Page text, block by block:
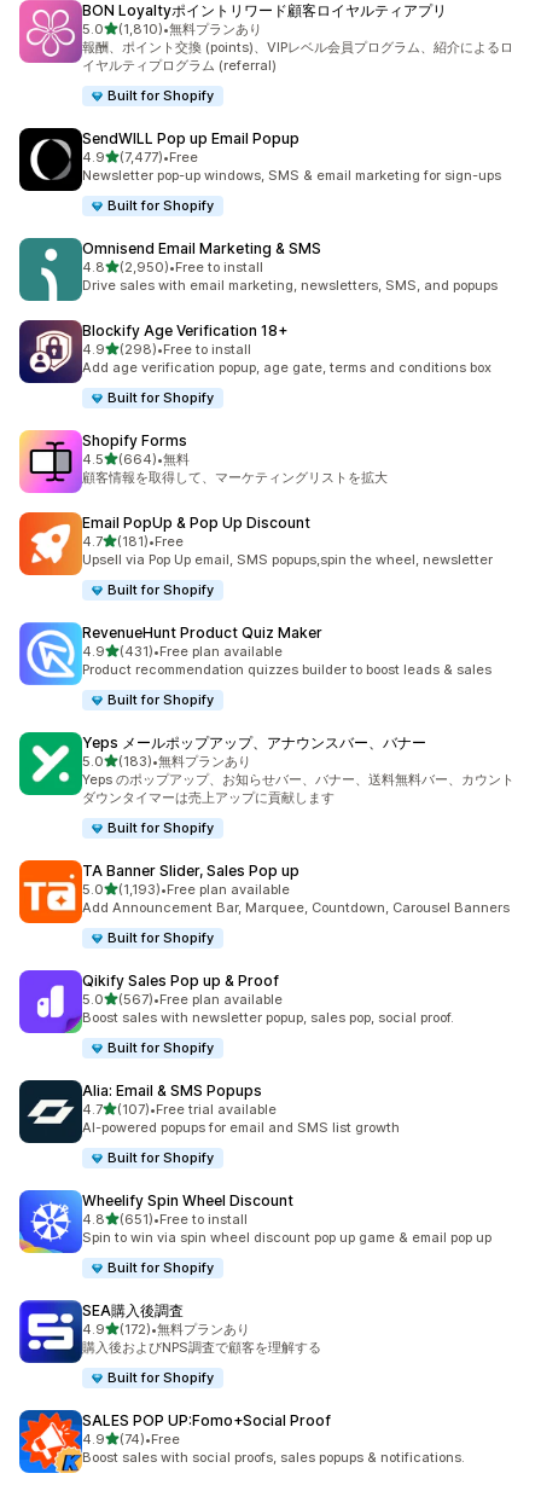
BON Loyaltyポイントリワード顧客ロイヤルティアプリ
5.05つ星中
(1,810)
合計レビュー数：1810件
•無料プランあり
報酬、ポイント交換 (points)、VIPレベル会員プログラム、紹介によるロ
イヤルティプログラム (referral)
Built for Shopify
SendWILL Pop up Email Popup
4.95つ星中
(7,477)
合計レビュー数：7477件
•Free
Newsletter pop-up windows, SMS & email marketing for sign-ups
Built for Shopify
Omnisend Email Marketing & SMS
4.85つ星中
(2,950)
合計レビュー数：2950件
•Free to install
Drive sales with email marketing, newsletters, SMS, and popups
Blockify Age Verification 18+
4.95つ星中
(298)
合計レビュー数：298件
•Free to install
Add age verification popup, age gate, terms and conditions box
Built for Shopify
Shopify Forms
4.55つ星中
(664)
合計レビュー数：664件
•無料
顧客情報を取得して、マーケティングリストを拡大
Email PopUp & Pop Up Discount
4.75つ星中
(181)
合計レビュー数：181件
•Free
Upsell via Pop Up email, SMS popups,spin the wheel, newsletter
Built for Shopify
RevenueHunt Product Quiz Maker
4.95つ星中
(431)
合計レビュー数：431件
•Free plan available
Product recommendation quizzes builder to boost leads & sales
Built for Shopify
Yeps メールポップアップ、アナウンスバー、バナー
5.05つ星中
(183)
合計レビュー数：183件
•無料プランあり
Yeps のポップアップ、お知らせバー、バナー、送料無料バー、カウント
ダウンタイマーは売上アップに貢献します
Built for Shopify
TA Banner Slider, Sales Pop up
5.05つ星中
(1,193)
合計レビュー数：1193件
•Free plan available
Add Announcement Bar, Marquee, Countdown, Carousel Banners
Built for Shopify
Qikify Sales Pop up & Proof
5.05つ星中
(567)
合計レビュー数：567件
•Free plan available
Boost sales with newsletter popup, sales pop, social proof.
Built for Shopify
Alia: Email & SMS Popups
4.75つ星中
(107)
合計レビュー数：107件
•Free trial available
AI-powered popups for email and SMS list growth
Built for Shopify
Wheelify Spin Wheel Discount
4.85つ星中
(651)
合計レビュー数：651件
•Free to install
Spin to win via spin wheel discount pop up game & email pop up
Built for Shopify
SEA購入後調査
4.95つ星中
(172)
合計レビュー数：172件
•無料プランあり
購入後およびNPS調査で顧客を理解する
Built for Shopify
SALES POP UP:Fomo+Social Proof
4.95つ星中
(74)
合計レビュー数：74件
•Free
Boost sales with social proofs, sales popups & notifications.